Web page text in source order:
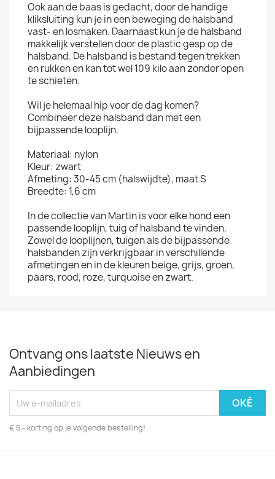
Ook aan de baas is gedacht, door de handige
kliksluiting kun je in een beweging de halsband
vast- en losmaken. Daarnaast kun je de halsband
makkelijk verstellen door de plastic gesp op de
halsband. De halsband is bestand tegen trekken
en rukken en kan tot wel 109 kilo aan zonder open
te schieten.
Wil je helemaal hip voor de dag komen?
Combineer deze halsband dan met een
bijpassende looplijn.
Materiaal: nylon
Kleur: zwart
Afmeting: 30-45 cm (halswijdte), maat S
Breedte: 1,6 cm
In de collectie van Martin is voor elke hond een
passende looplijn, tuig of halsband te vinden.
Zowel de looplijnen, tuigen als de bijpassende
halsbanden zijn verkrijgbaar in verschillende
afmetingen en in de kleuren beige, grijs, groen,
paars, rood, roze, turquoise en zwart.
Ontvang ons laatste Nieuws en
Aanbiedingen
€ 5,- korting op je volgende bestelling!